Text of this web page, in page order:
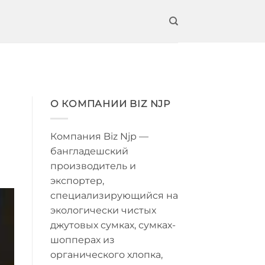
О КОМПАНИИ BIZ NJP
Компания Biz Njp —
бангладешский
производитель и
экспортер,
специализирующийся на
экологически чистых
джутовых сумках, сумках-
шопперах из
органического хлопка,